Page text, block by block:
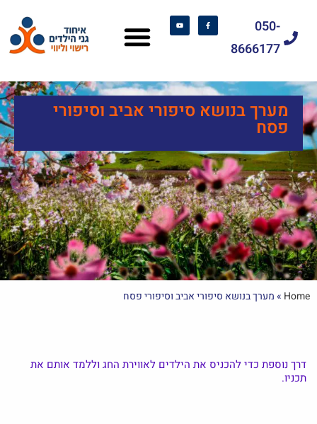
050-
8666177
מערך בנושא סיפורי אביב וסיפורי
פסח
Home
»מערך בנושא סיפורי אביב וסיפורי פסח
דרך נוספת כדי להכניס את הילדים לאווירת החג וללמד אותם את
תכניו.